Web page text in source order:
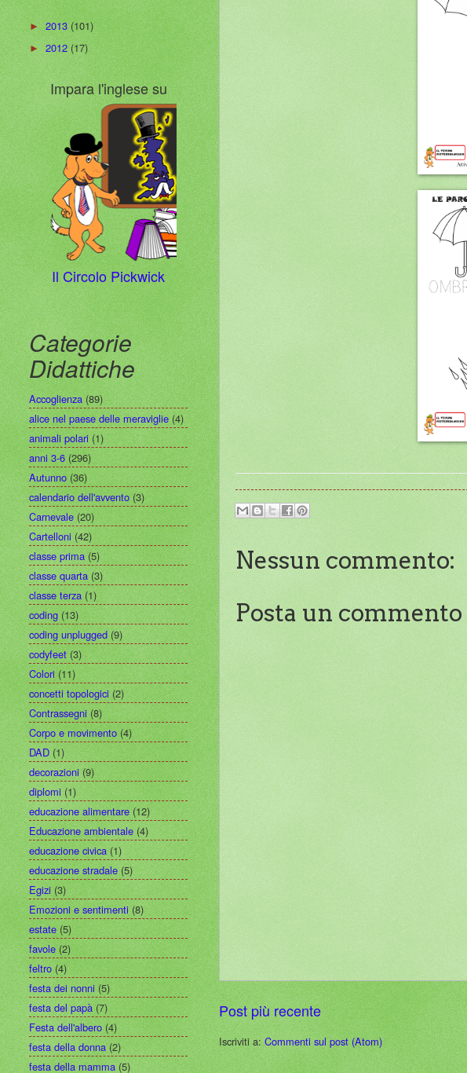
Nessun commento:
Posta un commento
Post più recente
Iscriviti a:Commenti sul post (Atom)
►2013(101)
►2012(17)
Impara l'inglese su
Il Circolo Pickwick
Categorie
Didattiche
Accoglienza (89)
alice nel paese delle meraviglie (4)
animali polari (1)
anni 3-6 (296)
Autunno (36)
calendario dell'avvento (3)
Carnevale (20)
Cartelloni (42)
classe prima (5)
classe quarta (3)
classe terza (1)
coding (13)
coding unplugged (9)
codyfeet (3)
Colori (11)
concetti topologici (2)
Contrassegni (8)
Corpo e movimento (4)
DAD (1)
decorazioni (9)
diplomi (1)
educazione alimentare (12)
Educazione ambientale (4)
educazione civica (1)
educazione stradale (5)
Egizi (3)
Emozioni e sentimenti (8)
estate (5)
favole (2)
feltro (4)
festa dei nonni (5)
festa del papà (7)
Festa dell'albero (4)
festa della donna (2)
festa della mamma (5)